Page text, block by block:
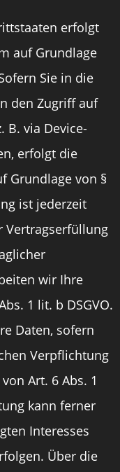
erfolgt
auf Grundlage
Sie in die
den Zugriff auf
B. via Device-
erfolgt die
Grundlage von §
ist jederzeit
Vertragserfüllung
wir Ihre
1 lit. b DSGVO.
Daten, sofern
Verpflichtung
Art. 6 Abs. 1
kann ferner
Interesses
Über die